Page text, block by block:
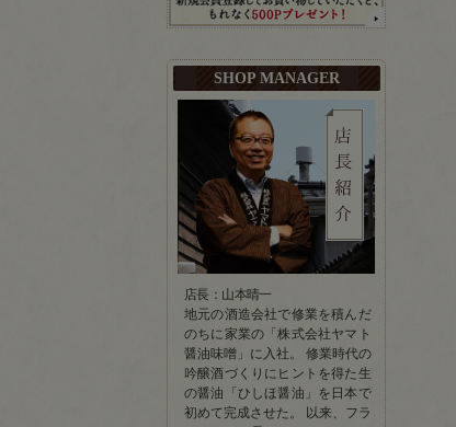
SHOP MANAGER
店長：山本晴一
地元の酒造会社で修業を積んだ
のちに家業の「株式会社ヤマト
醤油味噌」に入社。 修業時代の
吟醸酒づくりにヒントを得た生
の醤油「ひしほ醤油」を日本で
初めて完成させた。 以来、フラ